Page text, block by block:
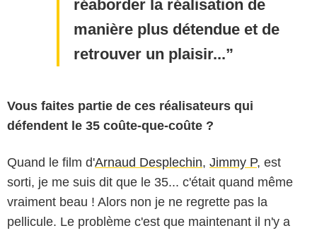
réaborder la réalisation de
manière plus détendue et de
retrouver un plaisir...
Vous faites partie de ces réalisateurs qui
défendent le 35 coûte-que-coûte ?
Quand le film d'Arnaud Desplechin, Jimmy P, est
sorti, je me suis dit que le 35... c'était quand même
vraiment beau ! Alors non je ne regrette pas la
pellicule. Le problème c'est que maintenant il n'y a